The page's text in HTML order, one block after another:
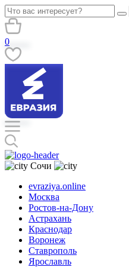
0
Сочи
evraziya.online
Москва
Ростов-на-Дону
Астрахань
Краснодар
Воронеж
Ставрополь
Ярославль